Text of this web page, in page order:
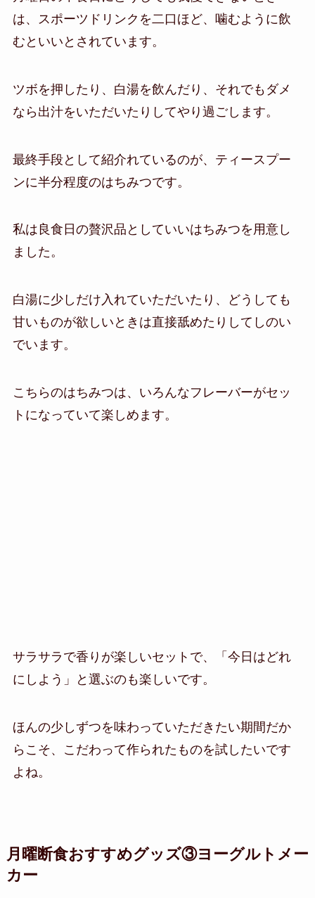
は、スポーツドリンクを二口ほど、噛むように飲
むといいとされています。
ツボを押したり、白湯を飲んだり、それでもダメ
なら出汁をいただいたりしてやり過ごします。
最終手段として紹介れているのが、ティースプー
ンに半分程度のはちみつです。
私は良食日の贅沢品としていいはちみつを用意し
ました。
白湯に少しだけ入れていただいたり、どうしても
甘いものが欲しいときは直接舐めたりしてしのい
でいます。
こちらのはちみつは、いろんなフレーバーがセッ
トになっていて楽しめます。
サラサラで香りが楽しいセットで、「今日はどれ
にしよう」と選ぶのも楽しいです。
ほんの少しずつを味わっていただきたい期間だか
らこそ、こだわって作られたものを試したいです
よね。
月曜断食おすすめグッズ③ヨーグルトメー
カー